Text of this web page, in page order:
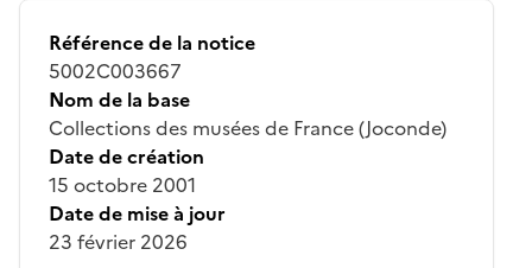
Référence de la notice
5002C003667
Nom de la base
Collections des musées de France (Joconde)
Date de création
15 octobre 2001
Date de mise à jour
23 février 2026